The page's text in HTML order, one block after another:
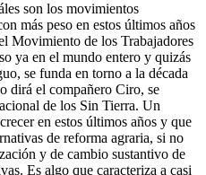
son los movimientos
más peso en estos últimos años
Movimiento de los Trabajadores
ya en el mundo entero y quizás
se funda en torno a la década
dirá el compañero Ciro, se
de los Sin Tierra. Un
en estos últimos años y que
de reforma agraria, si no
y de cambio sustantivo de
Es algo que caracteriza a casi